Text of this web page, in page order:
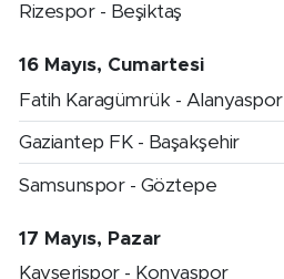
Rizespor - Beşiktaş
16 Mayıs, Cumartesi
Fatih Karagümrük - Alanyaspor
Gaziantep FK - Başakşehir
Samsunspor - Göztepe
17 Mayıs, Pazar
Kayserispor - Konyaspor